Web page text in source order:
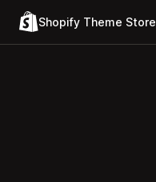
Shopify Theme Store